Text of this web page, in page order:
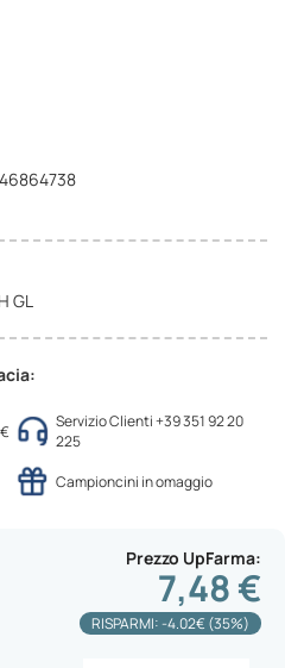
GL
Servizio Clienti +39 351 92 20
225
Campioncini in omaggio
Prezzo UpFarma
7,48 €
RISPARMI: -4.02€ (35%)